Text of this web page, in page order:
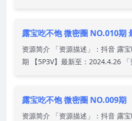
露宝吃不饱 微密圈 NO.010期
资源简介 「资源描述」：抖音 露
期 【5P3V】最新至：2024.4.26 「
露宝吃不饱 微密圈 NO.009期
资源简介 「资源描述」：抖音 露